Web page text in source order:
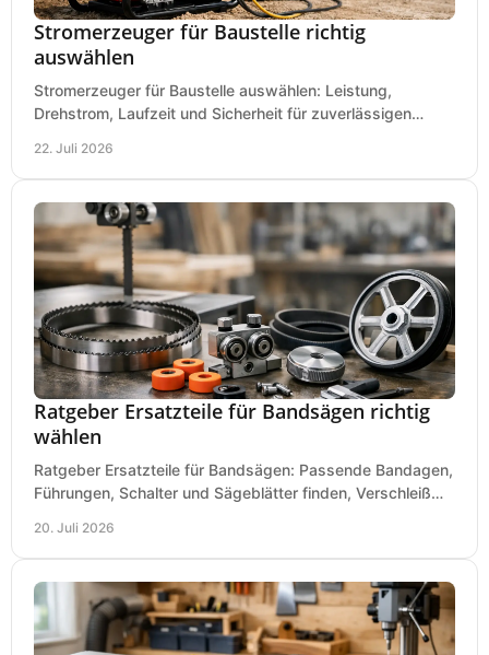
Stromerzeuger für Baustelle richtig
auswählen
Stromerzeuger für Baustelle auswählen: Leistung,
Drehstrom, Laufzeit und Sicherheit für zuverlässigen
22. Juli 2026
Ratgeber Ersatzteile für Bandsägen richtig
wählen
Ratgeber Ersatzteile für Bandsägen: Passende Bandagen,
Führungen, Schalter und Sägeblätter finden, Verschleiß
20. Juli 2026